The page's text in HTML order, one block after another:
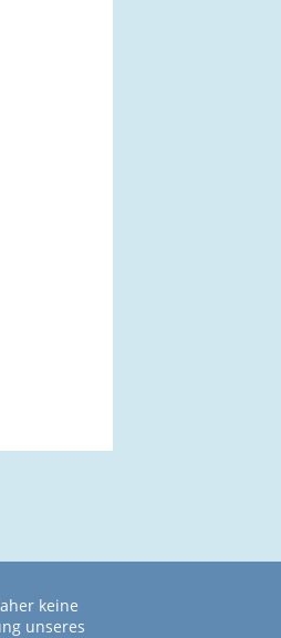
keine
unseres